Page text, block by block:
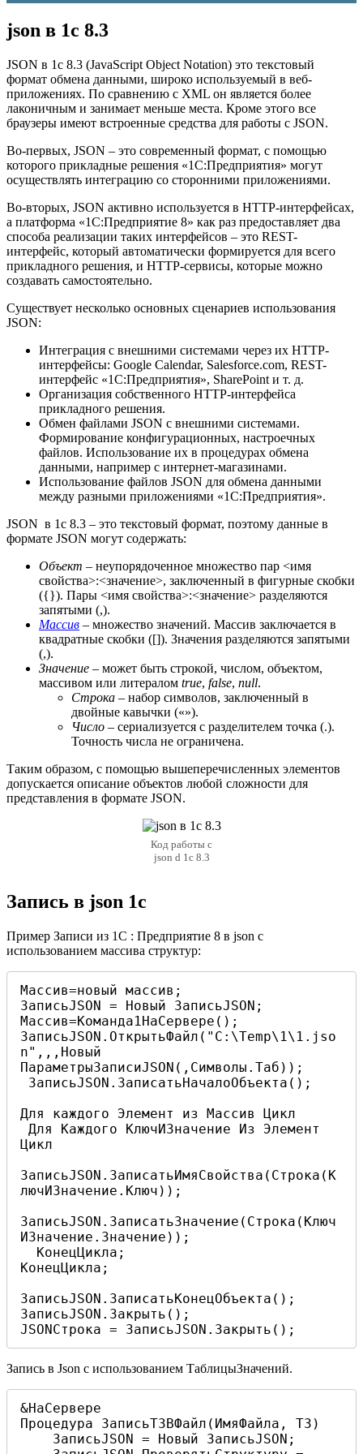
json в 1с 8.3
JSON в 1с 8.3 (JavaScript Object Notation) это текстовый
формат обмена данными, широко используемый в веб-
приложениях. По сравнению с XML он является более
лаконичным и занимает меньше места. Кроме этого все
браузеры имеют встроенные средства для работы с JSON.
Во-первых, JSON – это современный формат, с помощью
которого прикладные решения «1С:Предприятия» могут
осуществлять интеграцию со сторонними приложениями.
Во-вторых, JSON активно используется в HTTP-интерфейсах,
а платформа «1С:Предприятие 8» как раз предоставляет два
способа реализации таких интерфейсов – это REST-
интерфейс, который автоматически формируется для всего
прикладного решения, и HTTP-сервисы, которые можно
создавать самостоятельно.
Существует несколько основных сценариев использования
JSON:
Интеграция с внешними системами через их HTTP-
интерфейсы: Google Calendar, Salesforce.com, REST-
интерфейс «1С:Предприятия», SharePoint и т. д.
Организация собственного HTTP-интерфейса
прикладного решения.
Обмен файлами JSON с внешними системами.
Формирование конфигурационных, настроечных
файлов. Использование их в процедурах обмена
данными, например с интернет-магазинами.
Использование файлов JSON для обмена данными
между разными приложениями «1С:Предприятия».
JSON в 1с 8.3 – это текстовый формат, поэтому данные в
формате JSON могут содержать:
Объект – неупорядоченное множество пар <имя
свойства>:<значение>, заключенный в фигурные скобки
({}). Пары <имя свойства>:<значение> разделяются
запятыми (,).
Массив – множество значений. Массив заключается в
квадратные скобки ([]). Значения разделяются запятыми
(,).
Значение – может быть строкой, числом, объектом,
массивом или литералом true, false, null.
Строка – набор символов, заключенный в
двойные кавычки («»).
Число – сериализуется с разделителем точка (.).
Точность числа не ограничена.
Таким образом, с помощью вышеперечисленных элементов
допускается описание объектов любой сложности для
представления в формате JSON.
Код работы с
json d 1c 8.3
Запись в json 1c
Пример Записи из 1С : Предприятие 8 в json c
использованием массива структур:
Массив=новый массив;
ЗаписьJSON = Новый ЗаписьJSON;
Массив=Команда1НаСервере();
ЗаписьJSON.ОткрытьФайл("C:\Temp\1\1.jso
n",,,Новый
ПараметрыЗаписиJSON(,Символы.Таб));
Для каждого Элемент из Массив Цикл
Цикл
ЗаписьJSON.ЗаписатьИмяСвойства(Строка(К
лючИЗначение.Ключ));
ЗаписьJSON.ЗаписатьЗначение(Строка(Ключ
ИЗначение.Значение));
КонецЦикла;
ЗаписьJSON.ЗаписатьКонецОбъекта();
ЗаписьJSON.Закрыть();
JSONСтрока = ЗаписьJSON.Закрыть();
Запись в Json с использованием ТаблицыЗначений.
&НаСервере
Процедура ЗаписьТЗВФайл(ИмяФайла, ТЗ)